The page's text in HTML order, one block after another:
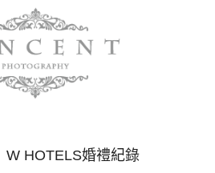
W HOTELS婚禮紀錄